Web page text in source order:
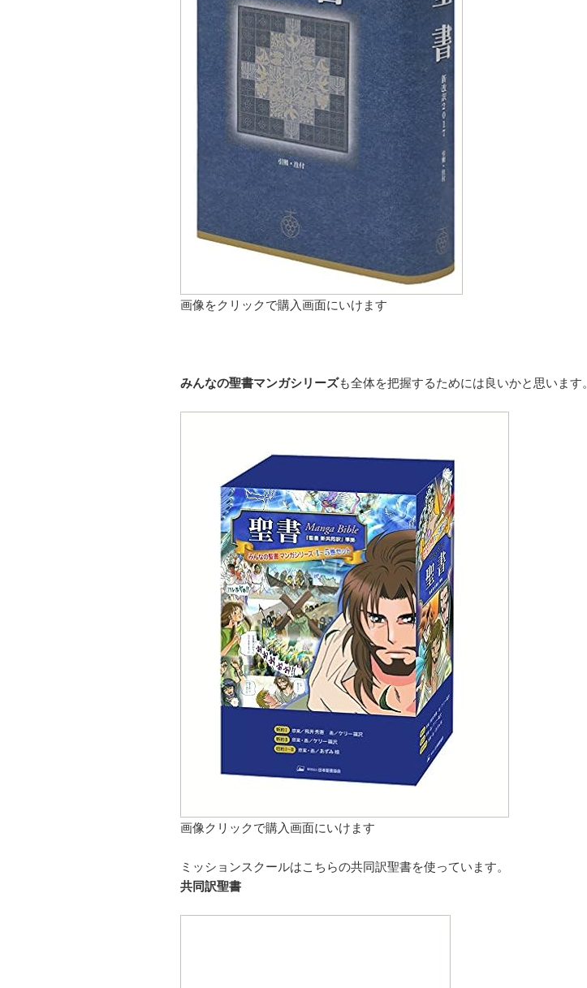
画像をクリックで購入画面にいけます
みんなの聖書マンガシリーズも全体を把握するためには良いかと思います。
画像クリックで購入画面にいけます
ミッションスクールはこちらの共同訳聖書を使っています。
共同訳聖書